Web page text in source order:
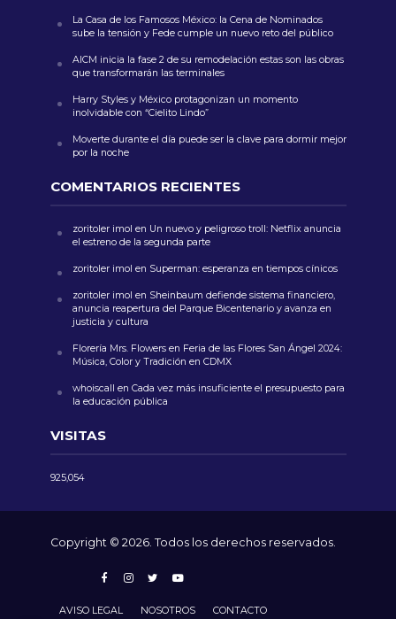
La Casa de los Famosos México: la Cena de Nominados
sube la tensión y Fede cumple un nuevo reto del público
AICM inicia la fase 2 de su remodelación estas son las obras
que transformarán las terminales
Harry Styles y México protagonizan un momento
inolvidable con “Cielito Lindo”
Moverte durante el día puede ser la clave para dormir mejor
por la noche
COMENTARIOS RECIENTES
zoritoler imol en Un nuevo y peligroso troll: Netflix anuncia
el estreno de la segunda parte
zoritoler imol en Superman: esperanza en tiempos cínicos
zoritoler imol en Sheinbaum defiende sistema financiero,
anuncia reapertura del Parque Bicentenario y avanza en
justicia y cultura
Florería Mrs. Flowersen Feria de las Flores San Ángel 2024:
Música, Color y Tradición en CDMX
whoiscall en Cada vez más insuficiente el presupuesto para
la educación pública
VISITAS
925,054
Copyright © 2026. Todos los derechos reservados.
AVISO LEGAL NOSOTROS CONTACTO